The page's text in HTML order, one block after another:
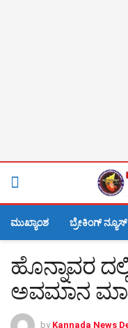
ಮುಖ್ಯಾಂಶ ಬ್ರೇಕಿಂಗ್ ನ್ಯೂಸ್
ಹೊನ್ನಾವರ
ಅವಮಾನ
by Kannada News